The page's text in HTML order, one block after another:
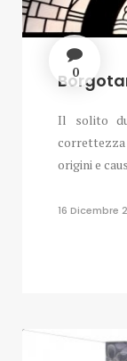
0
Il solito
origini e
16 Dicembre